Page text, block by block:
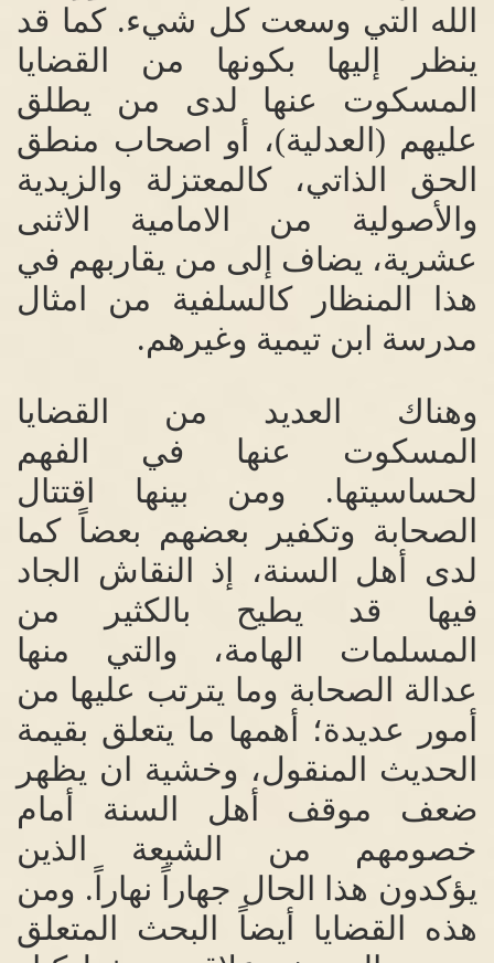
الله التي وسعت كل شيء.كما قد
ينظر إليها بكونها من القضايا
المسكوت عنها لدى من يطلق
عليهم (العدلية)، أو اصحاب منطق
الحق الذاتي، كالمعتزلة والزيدية
والأصولية من الامامية الاثنى
عشرية، يضاف إلى من يقاربهم في
هذا المنظار كالسلفية من امثال
مدرسة ابن تيمية وغيرهم.
وهناك العديد من القضايا
المسكوت عنها في الفهم
لحساسيتها. ومن بينها اقتتال
الصحابة وتكفير بعضهم بعضاً كما
لدى أهل السنة، إذ النقاش الجاد
فيها قد يطيح بالكثير من
المسلمات الهامة، والتي منها
عدالة الصحابة وما يترتب عليها من
أمور عديدة؛ أهمها ما يتعلق بقيمة
الحديث المنقول، وخشية ان يظهر
ضعف موقف أهل السنة أمام
خصومهم من الشيعة الذين
يؤكدون هذا الحال جهاراً نهاراً. ومن
هذه القضايا أيضاً البحث المتعلق